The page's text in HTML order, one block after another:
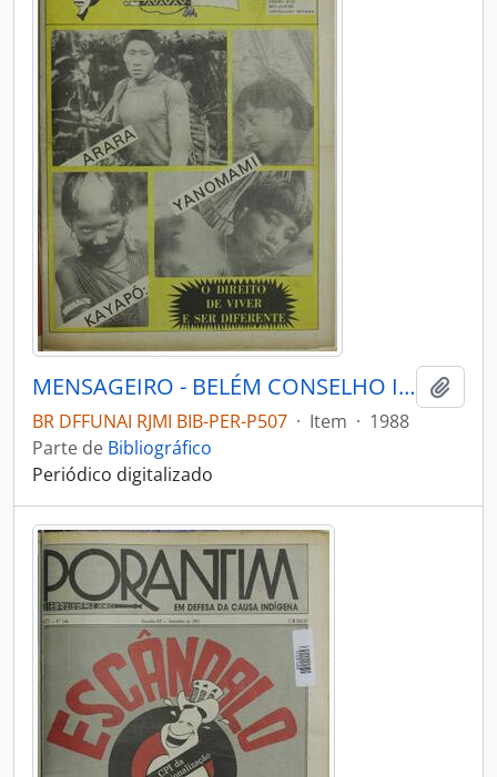
MENSAGEIRO - BELÉM CONSELHO INDIGENISTA MISSIONÁRIO - 1988 - Nº53
BR DFFUNAI RJMI BIB-PER-P507 · Item · 1988
Parte de Bibliográfico
Periódico digitalizado